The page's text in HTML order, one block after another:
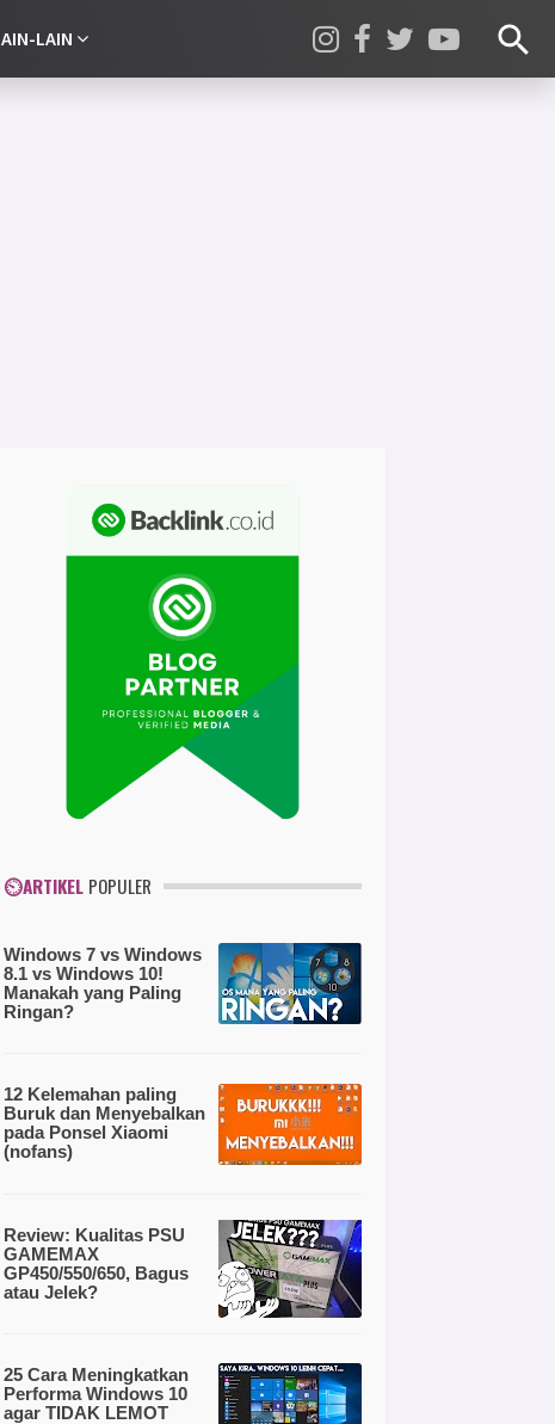
LAIN
⏲ARTIKEL POPULER
Windows 7 vs Windows
8.1 vs Windows 10!
Manakah yang Paling
Ringan?
12 Kelemahan paling
Buruk dan Menyebalkan
pada Ponsel Xiaomi
(nofans)
Review: Kualitas PSU
GAMEMAX
GP450/550/650, Bagus
atau Jelek?
25 Cara Meningkatkan
Performa Windows 10
agar TIDAK LEMOT